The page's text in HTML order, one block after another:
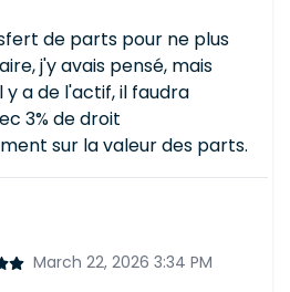
de parts pour ne plus
j'y avais pensé, mais
y a de l'actif, il faudra
3% de droit
sur la valeur des parts.
March 22, 2026 3:34 PM